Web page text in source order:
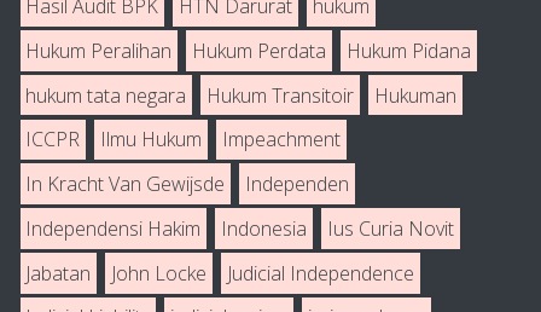
Hasil Audit BPK
HTN Darurat
hukum
Hukum Peralihan
Hukum Perdata
Hukum Pidana
hukum tata negara
Hukum Transitoir
Hukuman
ICCPR
Ilmu Hukum
Impeachment
In Kracht Van Gewijsde
Independen
Independensi Hakim
Indonesia
Ius Curia Novit
Jabatan
John Locke
Judicial Independence